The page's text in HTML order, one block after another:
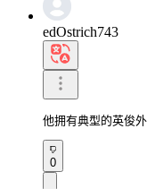
edOstrich743
他拥有典型的英俊
0